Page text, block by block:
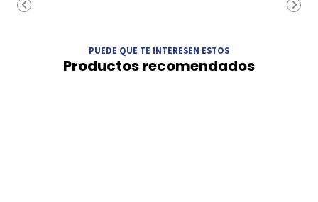
PUEDE QUE TE INTERESEN ESTOS
Productos recomendados